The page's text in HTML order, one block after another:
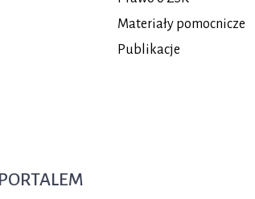
IBE PIB
PIB
IBE PIBIBE PIB
do Spotify IBE PIB
ZSK
ZSK
Materiały pomocnicze
Publikacje